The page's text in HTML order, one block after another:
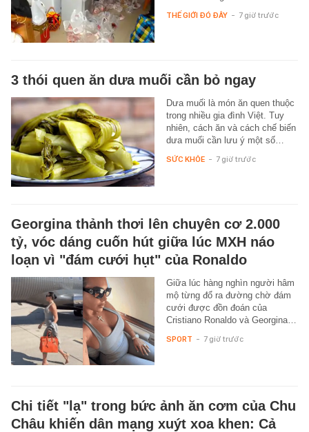
THẾ GIỚI ĐÓ ĐÂY - 7 giờ trước
3 thói quen ăn dưa muối cần bỏ ngay
Dưa muối là món ăn quen thuộc
trong nhiều gia đình Việt. Tuy
nhiên, cách ăn và cách chế biến
dưa muối cần lưu ý một số…
SỨC KHỎE - 7 giờ trước
Georgina thảnh thơi lên chuyên cơ 2.000
tỷ, vóc dáng cuốn hút giữa lúc MXH náo
loạn vì "đám cưới hụt" của Ronaldo
Giữa lúc hàng nghìn người hâm
mộ từng đổ ra đường chờ đám
cưới được đồn đoán của
Cristiano Ronaldo và Georgina…
SPORT - 7 giờ trước
Chi tiết "lạ" trong bức ảnh ăn cơm của Chu
Châu khiến dân mạng xuýt xoa khen: Cả